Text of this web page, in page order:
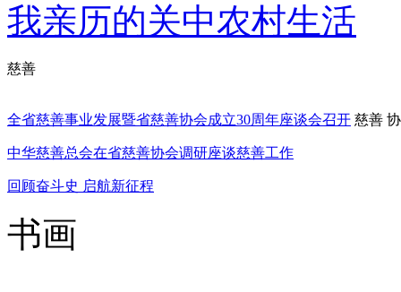
我亲历的关中农村生活
慈善
全省慈善事业发展暨省慈善协会成立30周年座谈会召开 慈善
中华慈善总会在省慈善协会调研座谈慈善工作
回顾奋斗史 启航新征程
书画